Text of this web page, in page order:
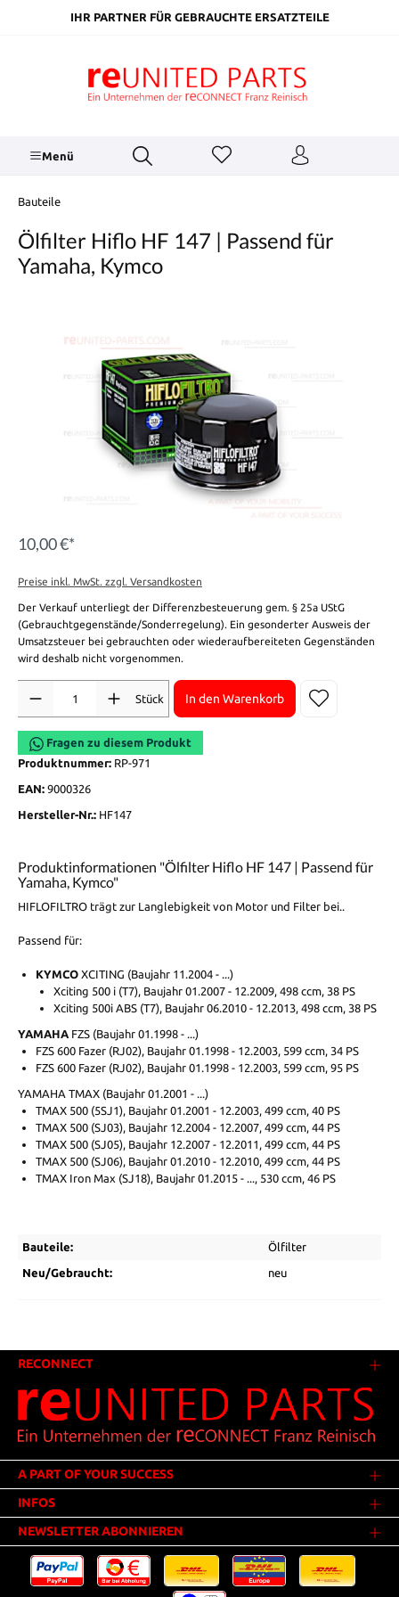
springenIHR PARTNER FÜR GEBRAUCHTE ERSATZTEILE
Menü
Bauteile
Ölfilter Hiflo HF 147 | Passend für
Yamaha, Kymco
10,00 €*
Preise inkl. MwSt. zzgl. Versandkosten
Der Verkauf unterliegt der Differenzbesteuerung gem. § 25a UStG
(Gebrauchtgegenstände/Sonderregelung). Ein gesonderter Ausweis der
Umsatzsteuer bei gebrauchten oder wiederaufbereiteten Gegenständen
wird deshalb nicht vorgenommen.
Stück
In den Warenkorb
Fragen zu diesem Produkt
Produktnummer: RP-971
EAN: 9000326
Hersteller-Nr.: HF147
Produktinformationen "Ölfilter Hiflo HF 147 | Passend für
Yamaha, Kymco"
HIFLOFILTRO trägt zur Langlebigkeit von Motor und Filter bei..
Passend für:
KYMCO XCITING (Baujahr 11.2004 - ...)
Xciting 500 i (T7), Baujahr 01.2007 - 12.2009, 498 ccm, 38 PS
Xciting 500i ABS (T7), Baujahr 06.2010 - 12.2013, 498 ccm, 38 PS
YAMAHA FZS (Baujahr 01.1998 - ...)
FZS 600 Fazer (RJ02), Baujahr 01.1998 - 12.2003, 599 ccm, 34 PS
FZS 600 Fazer (RJ02), Baujahr 01.1998 - 12.2003, 599 ccm, 95 PS
YAMAHA TMAX (Baujahr 01.2001 - ...)
TMAX 500 (5SJ1), Baujahr 01.2001 - 12.2003, 499 ccm, 40 PS
TMAX 500 (SJ03), Baujahr 12.2004 - 12.2007, 499 ccm, 44 PS
TMAX 500 (SJ05), Baujahr 12.2007 - 12.2011, 499 ccm, 44 PS
TMAX 500 (SJ06), Baujahr 01.2010 - 12.2010, 499 ccm, 44 PS
TMAX Iron Max (SJ18), Baujahr 01.2015 - ..., 530 ccm, 46 PS
Bauteile: Ölfilter
Neu/Gebraucht: neu
RECONNECT
A PART OF YOUR SUCCESS
INFOS
NEWSLETTER ABONNIEREN